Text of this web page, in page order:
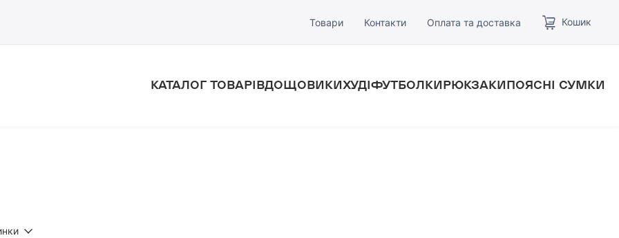
Товари Контакти Оплата та доставка Кошик
КАТАЛОГ ТОВАРІВДОЩОВИКИХУДІФУТБОЛКИРЮКЗАКИПОЯСНІ СУМКИ